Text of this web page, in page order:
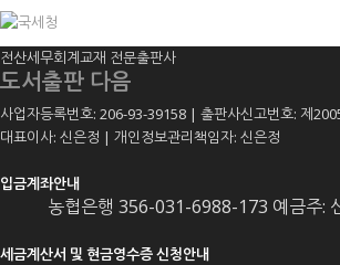
전산세무회계교재 전문출판사
도서출판 다음
사업자등록번호: 206-93-39158 | 출판사신고번호: 제
대표이사: 신은정 | 개인정보관리책임자: 신은정
입금계좌안내
농협은행 356-031-6988-173 예금주:
세금계산서 및 현금영수증 신청안내